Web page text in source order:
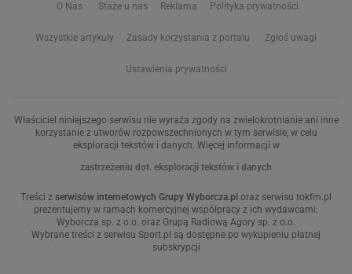
O Nas Staże u nas Reklama Polityka prywatności
Wszystkie artykuły Zasady korzystania z portalu Zgłoś uwagi
Ustawienia prywatności
Właściciel niniejszego serwisu nie wyraża zgody na zwielokrotnianie ani inne
korzystanie z utworów rozpowszechnionych w tym serwisie, w celu
eksploracji tekstów i danych. Więcej informacji w
zastrzeżeniu dot. eksploracji tekstów i danych
Treści z serwisów internetowych Grupy Wyborcza.pl oraz serwisu tokfm.pl
prezentujemy w ramach komercyjnej współpracy z ich wydawcami:
Wyborcza sp. z o.o. oraz Grupą Radiową Agory sp. z o.o.
Wybrane treści z serwisu Sport.pl są dostępne po wykupieniu płatnej
subskrypcji